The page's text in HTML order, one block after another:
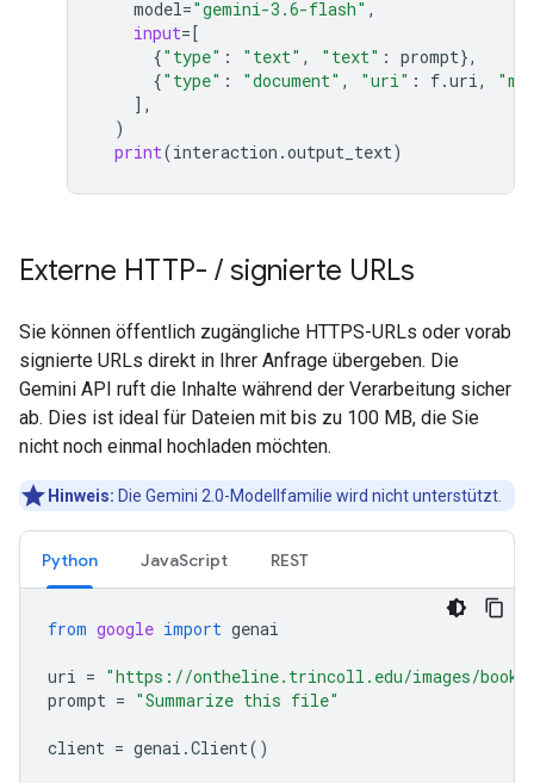
model="gemini-3.6-flash" ,
input=[
{"type" : "text" , "text" : prompt},
{"type" : "document" , "uri" : f.uri,
],
)
print(interaction .output_text)
Externe HTTP- / signierte URLs
Sie können öffentlich zugängliche HTTPS-URLs oder vorab
signierte URLs direkt in Ihrer Anfrage übergeben. Die
Gemini API ruft die Inhalte während der Verarbeitung sicher
ab. Dies ist ideal für Dateien mit bis zu 100 MB, die Sie
nicht noch einmal hochladen möchten.
Hinweis: Die Gemini 2.0-Modellfamilie wird nicht unterstützt.
Python JavaScript REST
from google import genai
uri = "https://ontheline.trincoll.edu/images/
prompt = "Summarize this file"
client = genai .Client()